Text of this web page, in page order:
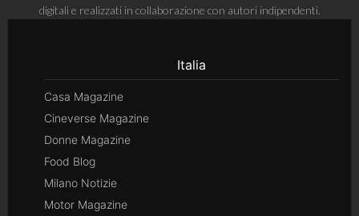
digitali e realizzati in collaborazione con autori indipendenti.
Italia
Casa Magazine
Cineverse Magazine
Donne Magazine
Food Blog
Milano Notizie
Motor Magazine